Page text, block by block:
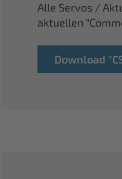
Alle Servos /
aktuellen
Download